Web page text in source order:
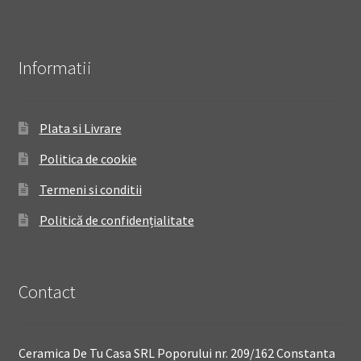
Informatii
Plata si Livrare
Politica de cookie
Termeni si conditii
Politică de confidențialitate
Contact
Ceramica De Tu Casa SRL Poporului nr. 209/162 Constanta